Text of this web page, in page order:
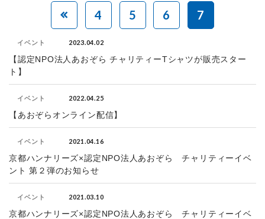
4 5 6 7
イベント 2023.04.02
【認定NPO法人あおぞら チャリティーTシャツが販売スター
ト】
イベント 2022.04.25
【あおぞらオンライン配信】
イベント 2021.04.16
京都ハンナリーズ×認定NPO法人あおぞら チャリティーイベ
ント 第２弾のお知らせ
イベント 2021.03.10
京都ハンナリーズ×認定NPO法人あおぞら チャリティーイベ